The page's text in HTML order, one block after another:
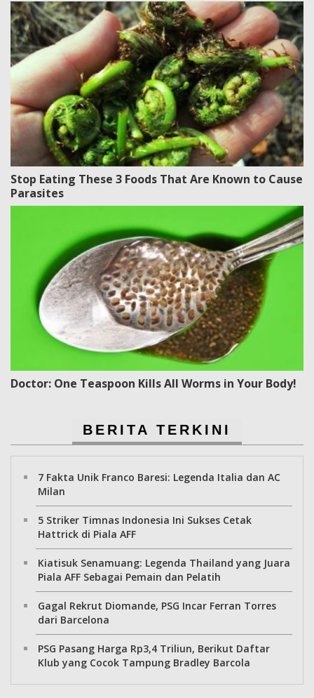
Stop Eating These 3 Foods That Are Known to Cause
Parasites
Doctor: One Teaspoon Kills All Worms in Your Body!
BERITA TERKINI
7 Fakta Unik Franco Baresi: Legenda Italia dan AC
Milan
5 Striker Timnas Indonesia Ini Sukses Cetak
Hattrick di Piala AFF
Kiatisuk Senamuang: Legenda Thailand yang Juara
Piala AFF Sebagai Pemain dan Pelatih
Gagal Rekrut Diomande, PSG Incar Ferran Torres
dari Barcelona
PSG Pasang Harga Rp3,4 Triliun, Berikut Daftar
Klub yang Cocok Tampung Bradley Barcola